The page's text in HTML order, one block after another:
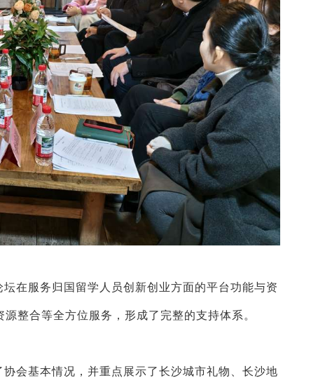
在服务归国留学人员创新创业方面的平台功能与资
整合等全方位服务，形成了完整的支持体系。
会基本情况，并重点展示了长沙城市礼物、长沙地